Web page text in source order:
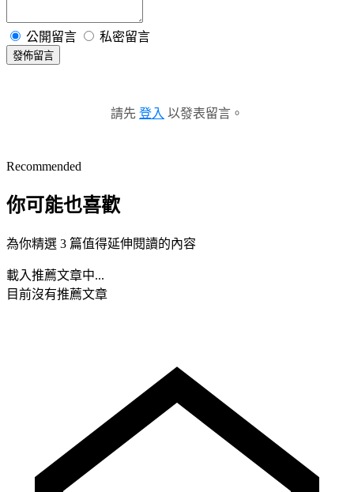
公開留言 私密留言
發佈留言
請先 登入 以發表留言。
Recommended
你可能也喜歡
為你精選 3 篇值得延伸閱讀的內容
載入推薦文章中...
目前沒有推薦文章